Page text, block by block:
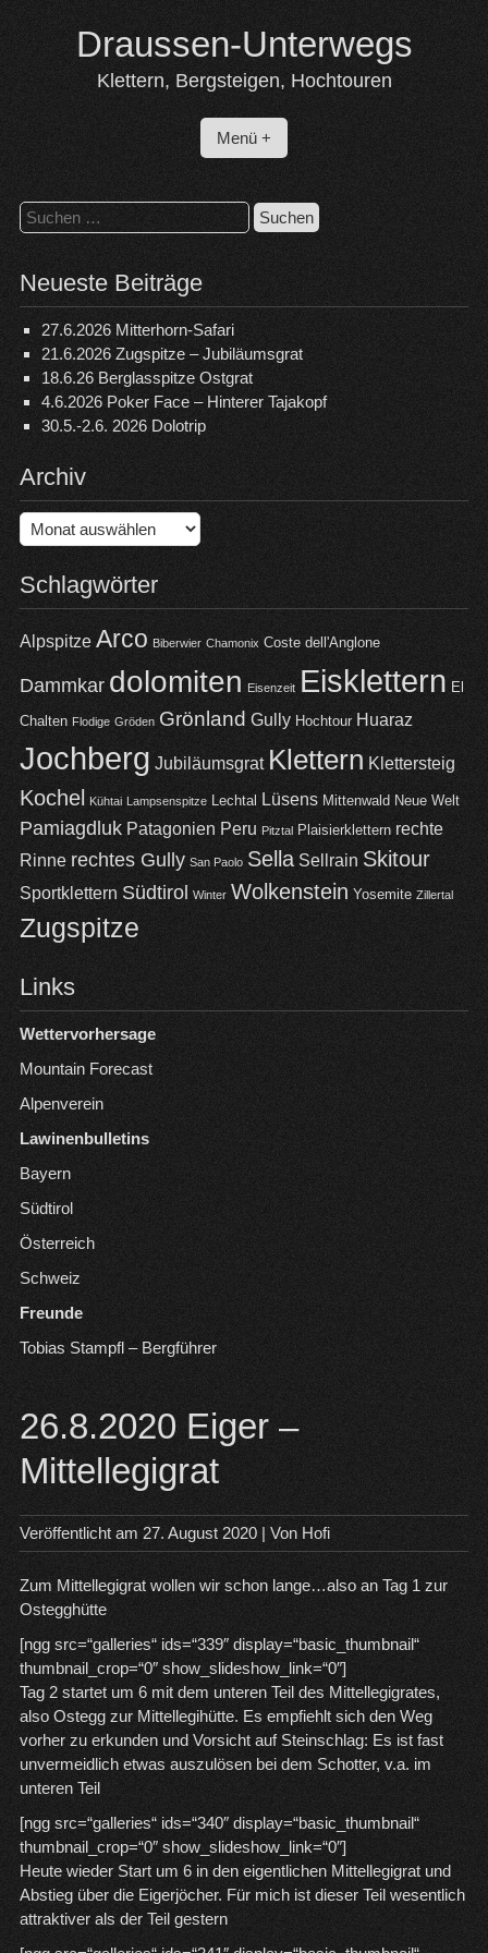
content
Draussen-Unterwegs
Klettern, Bergsteigen, Hochtouren
Menü +
Suchen
nach:
Neueste Beiträge
27.6.2026 Mitterhorn-Safari
21.6.2026 Zugspitze – Jubiläumsgrat
18.6.26 Berglasspitze Ostgrat
4.6.2026 Poker Face – Hinterer Tajakopf
30.5.-2.6. 2026 Dolotrip
Archiv
Archiv
Schlagwörter
Alpspitze Arco Biberwier Chamonix Coste dell'Anglone
Dammkar dolomiten Eisenzeit Eisklettern El
Chalten Flodige Gröden Grönland Gully Hochtour Huaraz
Jochberg Jubiläumsgrat Klettern Klettersteig
Kochel Kühtai Lampsenspitze Lechtal Lüsens Mittenwald Neue Welt
Pamiagdluk Patagonien Peru Pitztal Plaisierklettern rechte
Rinne rechtes Gully San Paolo Sella Sellrain Skitour
Sportklettern Südtirol Winter Wolkenstein Yosemite Zillertal
Zugspitze
Links
Wettervorhersage
Mountain Forecast
Alpenverein
Lawinenbulletins
Bayern
Südtirol
Österreich
Schweiz
Freunde
Tobias Stampfl – Bergführer
26.8.2020 Eiger –
Mittellegigrat
Veröffentlicht am 27. August 2020| Von Hofi
Zum Mittellegigrat wollen wir schon lange…also an Tag 1 zur
Ostegghütte
[ngg src=“galleries“ ids=“339″ display=“basic_thumbnail“
thumbnail_crop=“0″ show_slideshow_link=“0″]
Tag 2 startet um 6 mit dem unteren Teil des Mittellegigrates,
also Ostegg zur Mittellegihütte. Es empfiehlt sich den Weg
vorher zu erkunden und Vorsicht auf Steinschlag: Es ist fast
unvermeidlich etwas auszulösen bei dem Schotter, v.a. im
unteren Teil
[ngg src=“galleries“ ids=“340″ display=“basic_thumbnail“
thumbnail_crop=“0″ show_slideshow_link=“0″]
Heute wieder Start um 6 in den eigentlichen Mittellegigrat und
Abstieg über die Eigerjöcher. Für mich ist dieser Teil wesentlich
attraktiver als der Teil gestern